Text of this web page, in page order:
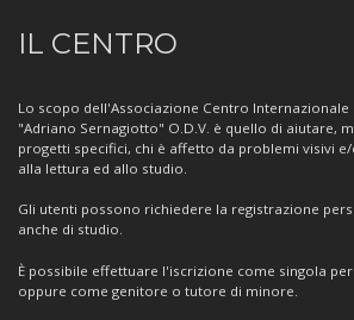
Informazioni
sul
Centro
IL CENTRO
Lo scopo dell'Associazione Centro Internazionale
"Adriano Sernagiotto" O.D.V. è quello di aiutare,
progetti specifici, chi è affetto da problemi visivi
alla lettura ed allo studio.
Gli utenti possono richiedere la registrazione
anche di studio.
È possibile effettuare l'iscrizione come singola
oppure come genitore o tutore di minore.